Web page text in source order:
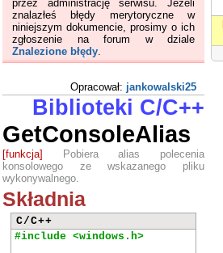
przez administrację serwisu. Jeżeli
znalazłeś błędy merytoryczne w
niniejszym dokumencie, prosimy o ich
zgłoszenie na forum w dziale
Znalezione błędy.
Opracował: jankowalski25
Biblioteki C/C++
GetConsoleAlias
[funkcja]
Pobiera alias polecenia
konsolowego ze wskazanego pliku
wykonywalnego.
Składnia
C/C++
#include <windows.h>